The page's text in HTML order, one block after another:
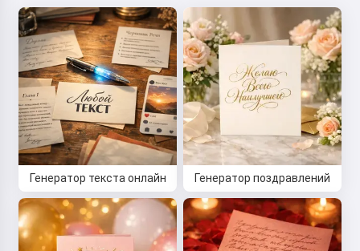
Генератор текста онлайн Генератор поздравлений